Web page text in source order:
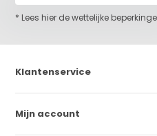
* Lees hier de wettelijke
Klantenservice
Mijn account